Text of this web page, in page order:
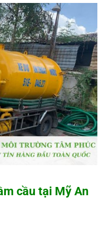
cầu tại Mỹ An